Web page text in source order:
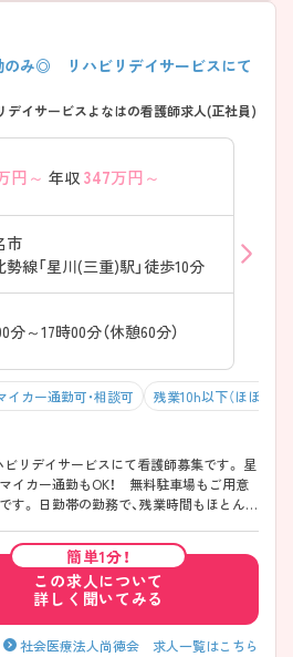
のみ◎ リハビリデイサービスにて
デイサービスよなはの看護師求人(正社員)
円～ 年収 347万円～
市
線「星川(三重)駅」徒歩10分
分～17時00分（休憩60分）
イカー通勤可・相談可 残業10h以下（ほぼなし）
リデイサービスにて看護師募集です。 星
イカー通勤もOK！ 無料駐車場もご用意
す。 日勤帯の勤務で、残業時間もほとんど
詳細の情報や面接のポイントをお伝えしま
ださいませ。簡単1分！
この求人について
詳しく聞いてみる
社会医療法人尚徳会 求人一覧はこちら